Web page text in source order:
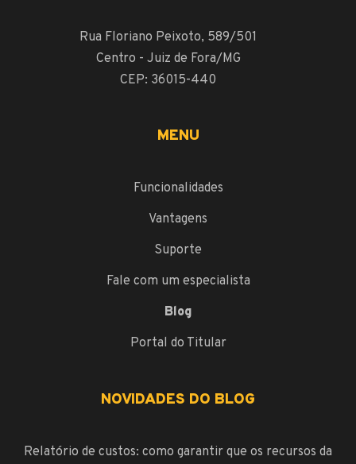
Rua Floriano Peixoto, 589/501
Centro - Juiz de Fora/MG
CEP: 36015-440
MENU
Funcionalidades
Vantagens
Suporte
Fale com um especialista
Blog
Portal do Titular
NOVIDADES DO BLOG
Relatório de custos: como garantir que os recursos da